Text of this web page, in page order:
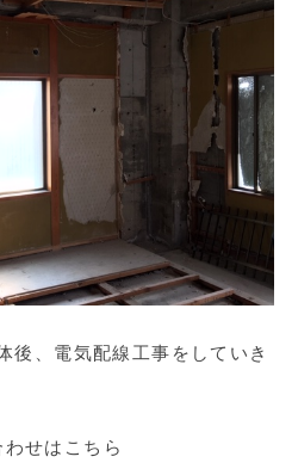
後、電気配線工事をしていき
わせはこちら